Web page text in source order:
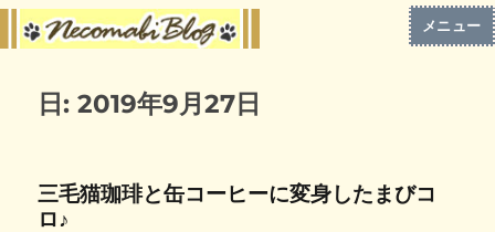
メニュー
日:2019年9月27日
三毛猫珈琲と缶コーヒーに変身したまびコ
ロ♪